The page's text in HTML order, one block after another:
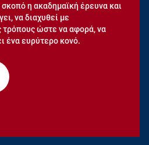
η ακαδημαϊκή έρευνα και
να διαχυθεί με
τρόπους ώστε να αφορά, να
ένα ευρύτερο κονό.